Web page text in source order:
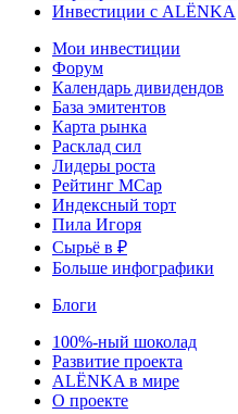
Инвестиции с ALЁNKA
Мои инвестиции
Форум
Календарь дивидендов
База эмитентов
Карта рынка
Расклад сил
Лидеры роста
Рейтинг MCap
Индексный торт
Пила Игоря
Сырьё в ₽
Больше инфографики
Блоги
100%-ный шоколад
Развитие проекта
ALЁNKA в мире
О проекте